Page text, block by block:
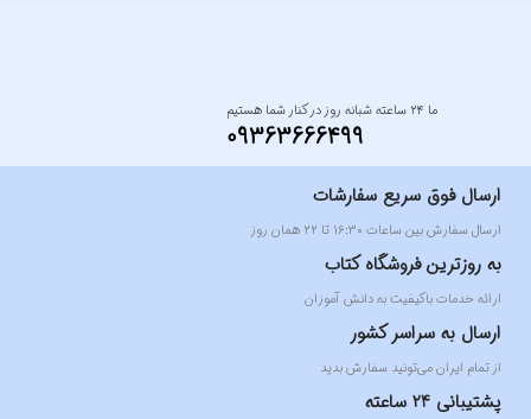
ما ۲۴ ساعته شبانه روز در کنار شما هستیم
09363666499
ارسال فوق سریع سفارشات
ارسال سفارش بین ساعات ۱۶:۳۰ تا ۲۲ همان روز
به روزترین فروشگاه کتاب
ارائه خدمات باکیفیت به دانش آموزان
ارسال به سراسر کشور
از تمام ایران می‌تونید سفارش بدید
پشتیبانی 24 ساعته